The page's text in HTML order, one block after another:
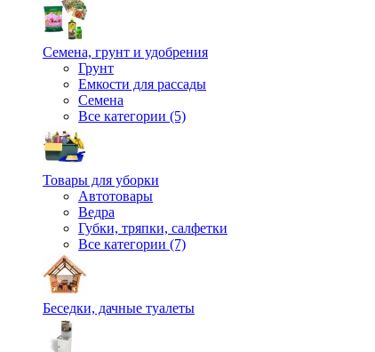
Семена, грунт и удобрения
Грунт
Емкости для рассады
Семена
Все категории (5)
Товары для уборки
Автотовары
Ведра
Губки, тряпки, салфетки
Все категории (7)
Беседки, дачные туалеты